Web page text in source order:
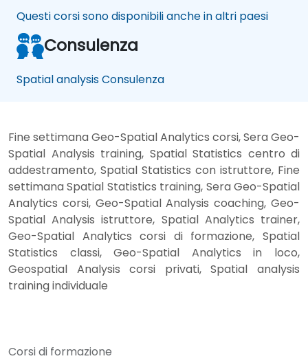
Questi corsi sono disponibili anche in altri paesi
Consulenza
Spatial analysis Consulenza
Fine settimana Geo-Spatial Analytics corsi, Sera Geo-
Spatial Analysis training, Spatial Statistics centro di
addestramento, Spatial Statistics con istruttore, Fine
settimana Spatial Statistics training, Sera Geo-Spatial
Analytics corsi, Geo-Spatial Analysis coaching, Geo-
Spatial Analysis istruttore, Spatial Analytics trainer,
Geo-Spatial Analytics corsi di formazione, Spatial
Statistics classi, Geo-Spatial Analytics in loco,
Geospatial Analysis corsi privati, Spatial analysis
training individuale
Corsi di formazione